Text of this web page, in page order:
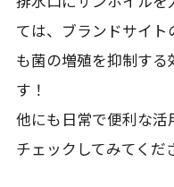
ては、ブランドサイト
も菌の増殖を抑制す
す！
他にも日常で便利な活
チェックしてみてくだ